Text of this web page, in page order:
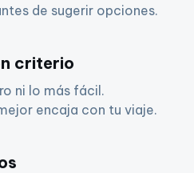
de sugerir opciones.
criterio
ni lo más fácil.
encaja con tu viaje.